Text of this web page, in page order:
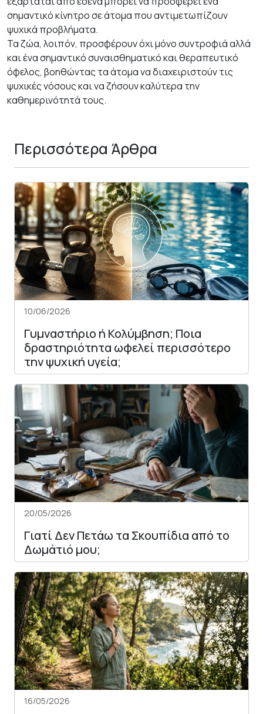
σημαντικό κίνητρο σε άτομα που αντιμετωπίζουν
ψυχικά προβλήματα.
Τα ζώα, λοιπόν, προσφέρουν όχι μόνο συντροφιά αλλά
και ένα σημαντικό συναισθηματικό και θεραπευτικό
όφελος, βοηθώντας τα άτομα να διαχειριστούν τις
ψυχικές νόσους και να ζήσουν καλύτερα την
καθημερινότητά τους.
Περισσότερα Άρθρα
10/06/2026
Γυμναστήριο ή Κολύμβηση; Ποια
δραστηριότητα ωφελεί περισσότερο
την ψυχική υγεία;
20/05/2026
Γιατί Δεν Πετάω τα Σκουπίδια από το
Δωμάτιό μου;
16/05/2026